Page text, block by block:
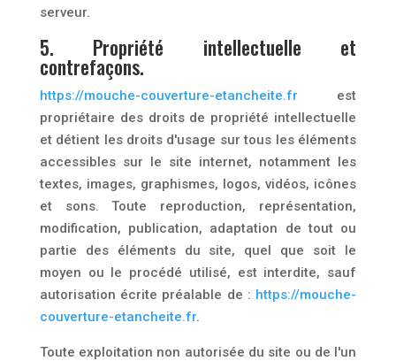
serveur.
5. Propriété intellectuelle et
contrefaçons.
https://mouche-couverture-etancheite.fr est
propriétaire des droits de propriété intellectuelle
et détient les droits d'usage sur tous les éléments
accessibles sur le site internet, notamment les
textes, images, graphismes, logos, vidéos, icônes
et sons. Toute reproduction, représentation,
modification, publication, adaptation de tout ou
partie des éléments du site, quel que soit le
moyen ou le procédé utilisé, est interdite, sauf
autorisation écrite préalable de : https://mouche-
couverture-etancheite.fr.
Toute exploitation non autorisée du site ou de l'un